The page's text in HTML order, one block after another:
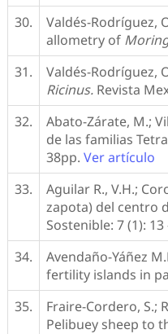
30.
Valdés-Rodríguez,
allometry of
31.
Valdés-Rodríguez,
Ricinus. Revista
32.
Abato-Zárate, M.;
de las familias
38pp.Ver artículo
33.
Aguilar R., V.H.;
zapota) del centro
Sostenible: 7 (1):
34.
Avendaño-Yáñez
fertility islands in
35.
Fraire-Cordero, S.;
Pelibuey sheep to